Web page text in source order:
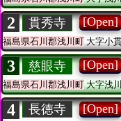
2 貫秀寺 [Open]
福島県石川郡浅川町大字小
3 慈眼寺 [Open]
福島県石川郡浅川町大字浅
4 長徳寺 [Open]